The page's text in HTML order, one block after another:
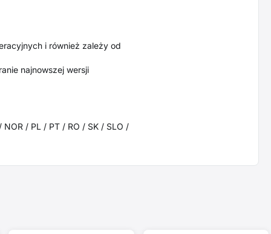
i również zależy od
najnowszej wersji
/ PL / PT / RO / SK / SLO /